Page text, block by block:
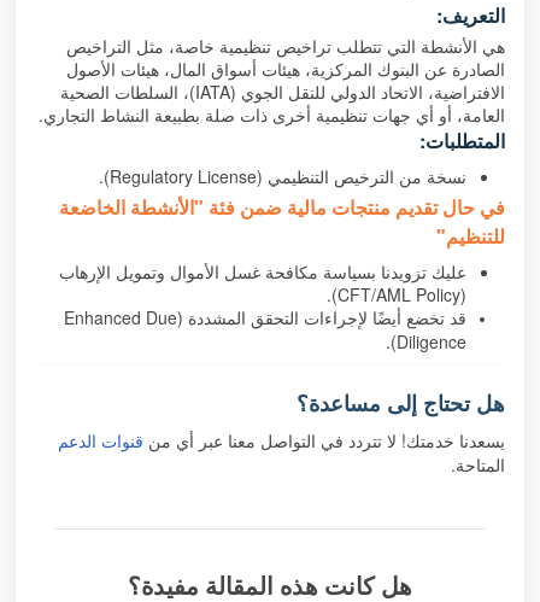
التعريف:
هي الأنشطة التي تتطلب تراخيص تنظيمية خاصة، مثل التراخيص
الصادرة عن البنوك المركزية، هيئات أسواق المال، هيئات الأصول
الافتراضية، الاتحاد الدولي للنقل الجوي (IATA)، السلطات الصحية
العامة، أو أي جهات تنظيمية أخرى ذات صلة بطبيعة النشاط التجاري.
المتطلبات:
نسخة من الترخيص التنظيمي (Regulatory License).
في حال تقديم منتجات مالية ضمن فئة "الأنشطة الخاضعة
للتنظيم"
عليك تزويدنا بسياسة مكافحة غسل الأموال وتمويل الإرهاب
(CFT/AML Policy).
قد تخضع أيضًا لإجراءات التحقق المشددة (Enhanced Due
Diligence).
هل تحتاج إلى مساعدة؟
يسعدنا خدمتك! لا تتردد في التواصل معنا عبر أي من قنوات الدعم
المتاحة.
هل كانت هذه المقالة مفيدة؟